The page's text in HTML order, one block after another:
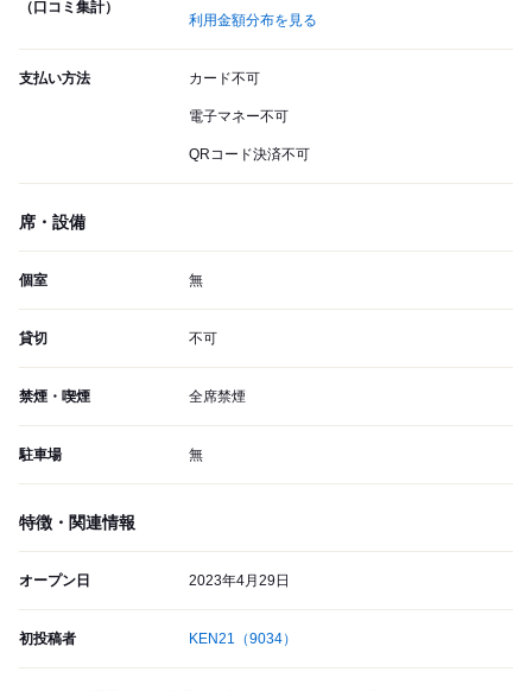
（口コミ集計）
利用金額分布を見る
支払い方法 カード不可
電子マネー不可
QRコード決済不可
席・設備
個室 無
貸切 不可
禁煙・喫煙 全席禁煙
駐車場 無
特徴・関連情報
オープン日 2023年4月29日
初投稿者 KEN21 （9034）